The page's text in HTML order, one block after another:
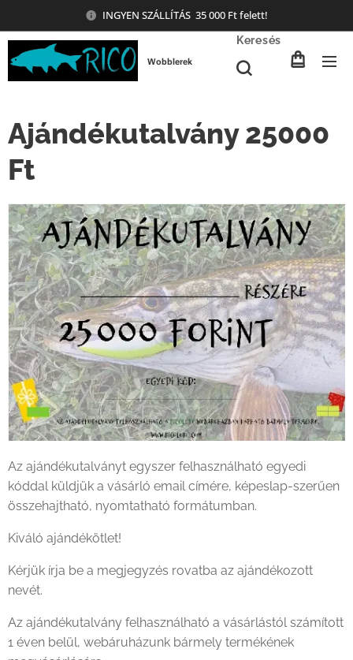
INGYEN SZÁLLÍTÁS 35 000 Ft felett!
Wobblerek
Keresés
Ajándékutalvány 25000
Ft
Az ajándékutalványt egyszer felhasználható egyedi
kóddal küldjük a vásárló email címére, képeslap-szerűen
összehajtható, nyomtatható formátumban.
Kiváló ajándékötlet!
Kérjük írja be a megjegyzés rovatba az ajándékozott
nevét.
Az ajándékutalvány felhasználható a vásárlástól számított
1 éven belül, webáruházunk bármely termékének